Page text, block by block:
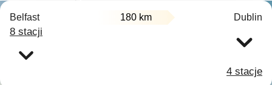
Belfast 180 km Dublin
8 stacji
4 stacje